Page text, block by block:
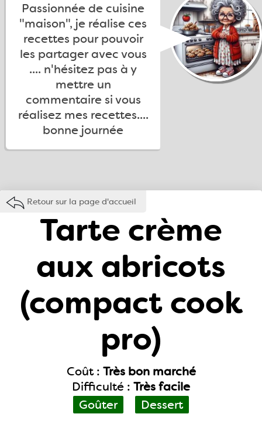
Passionnée de cuisine
"maison", je réalise ces
recettes pour pouvoir
les partager avec vous
.... n'hésitez pas à y
mettre un
commentaire si vous
réalisez mes recettes....
bonne journée
Retour sur la page d'accueil
Tarte crème
aux abricots
(compact cook
pro)
Coût : Très bon marché
Difficulté : Très facile
Goûter
Dessert